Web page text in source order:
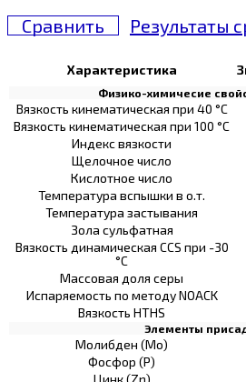
Сравнить Результаты
Характеристика
Физико-химичесие
Вязкость кинематическая при 40 °С
Вязкость кинематическая при 100 °С
Индекс вязкости
Щелочное число
Кислотное число
Температура вспышки в о.т.
Температура застывания
Зола сульфатная
Вязкость динамическая CCS при -30
°С
Массовая доля серы
Испаряемость по методу NOACK
Вязкость HTHS
Элементы
Молибден (Мо)
Фосфор (Р)
Цинк (Zn)